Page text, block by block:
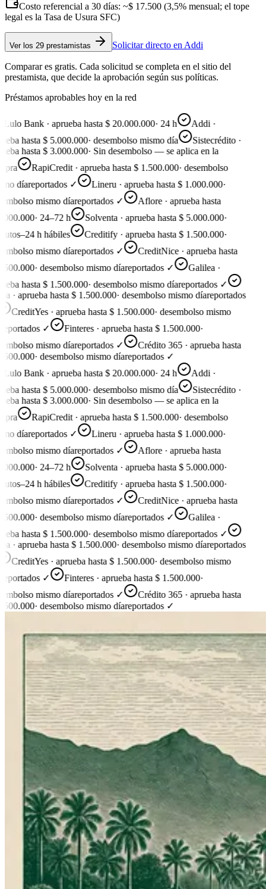
Costo referencial a 30 días: ~$ 17.500 (3,5% mensual; el tope
legal es la Tasa de Usura SFC)
Ver los 29 prestamistas Solicitar directo en Addi
Comparar es gratis. Cada solicitud se completa en el sitio del
prestamista, que decide la aprobación según sus políticas.
Préstamos aprobables hoy en la red
Lulo Bank · aprueba hasta $ 20.000.000·24 h
Addi ·
hasta $ 5.000.000·desembolso mismo día
Sistecrédito ·
hasta $ 3.000.000·Sin desembolso — se aplica en la
RapiCredit · aprueba hasta $ 1.500.000·desembolso
díareportados ✓ Lineru · aprueba hasta $ 1.000.000·
mismo díareportados ✓
Aflore · aprueba hasta
·24–72 h Solventa · aprueba hasta $ 5.000.000·
h hábiles
Creditify · aprueba hasta $ 1.500.000·
mismo díareportados ✓
CreditNice · aprueba hasta
·desembolso mismo díareportados ✓
Galilea ·
hasta $ 1.500.000·desembolso mismo díareportados ✓
· aprueba hasta $ 1.500.000·desembolso mismo díareportados
CreditYes · aprueba hasta $ 1.500.000·desembolso mismo
✓
Finteres · aprueba hasta $ 1.500.000·
mismo díareportados ✓
Crédito 365 · aprueba hasta
·desembolso mismo díareportados ✓
Lulo Bank · aprueba hasta $ 20.000.000·24 h
Addi ·
hasta $ 5.000.000·desembolso mismo día
Sistecrédito ·
hasta $ 3.000.000·Sin desembolso — se aplica en la
RapiCredit · aprueba hasta $ 1.500.000·desembolso
díareportados ✓ Lineru · aprueba hasta $ 1.000.000·
mismo díareportados ✓
Aflore · aprueba hasta
·24–72 h Solventa · aprueba hasta $ 5.000.000·
h hábiles
Creditify · aprueba hasta $ 1.500.000·
mismo díareportados ✓
CreditNice · aprueba hasta
·desembolso mismo díareportados ✓
Galilea ·
hasta $ 1.500.000·desembolso mismo díareportados ✓
· aprueba hasta $ 1.500.000·desembolso mismo díareportados
CreditYes · aprueba hasta $ 1.500.000·desembolso mismo
✓
Finteres · aprueba hasta $ 1.500.000·
mismo díareportados ✓
Crédito 365 · aprueba hasta
·desembolso mismo díareportados ✓